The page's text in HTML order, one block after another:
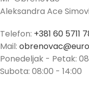
Aleksandra Ace
Telefon: +381 60 5711
Mail:
Ponedeljak - Petak:
Subota: 08:00 - 14:00